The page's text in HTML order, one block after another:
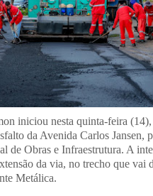
iniciou nesta quinta-feira (14),
da Avenida Carlos Jansen,
de Obras e Infraestrutura. A
da via, no trecho que vai
Metálica.